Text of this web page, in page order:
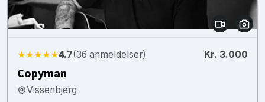
★★★★★4.7(36 anmeldelser) Kr. 3.000
Copyman
Vissenbjerg